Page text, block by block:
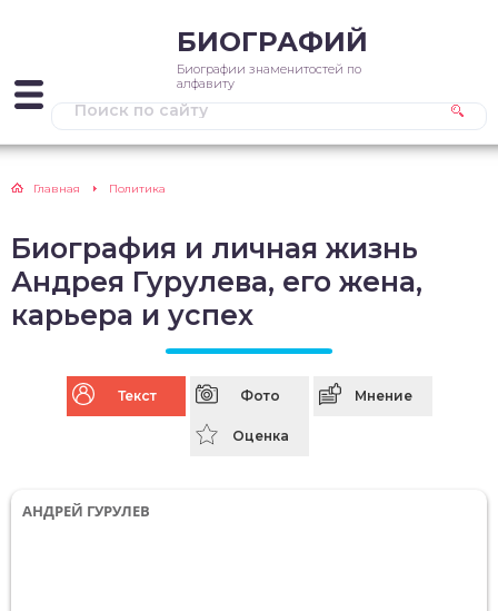
БИОГРАФИЙ
Биографии знаменитостей по
алфавиту
Главная Политика
Биография и личная жизнь
Андрея Гурулева, его жена,
карьера и успех
Текст Фото Мнение
Оценка
АНДРЕЙ ГУРУЛЕВ